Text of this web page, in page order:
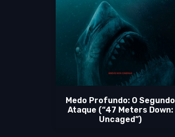
Medo Profundo: O Segundo
Ataque (“47 Meters Down:
Uncaged”)